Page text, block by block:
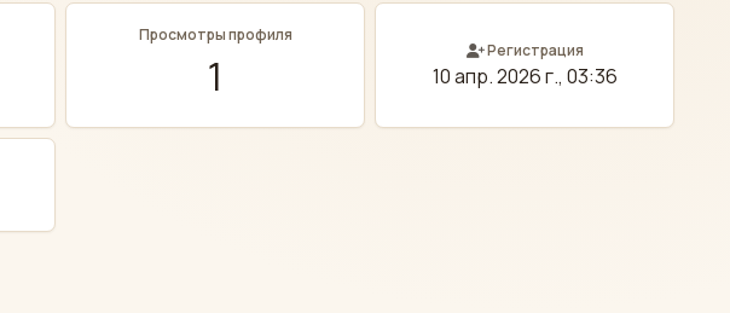
Просмотры профиля
1 Регистрация
10 апр. 2026 г., 03:36